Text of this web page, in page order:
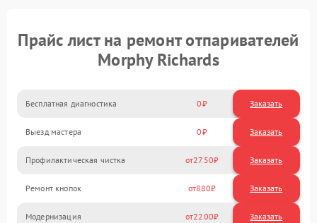
Прайс лист на ремонт отпаривателей
Morphy Richards
Бесплатная диагностика 0 Заказать
Выезд мастера 0 Заказать
Профилактическая чистка 2750
Ремонт кнопок 880
Модернизация 2200